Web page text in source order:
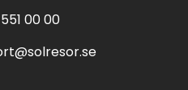
00 00